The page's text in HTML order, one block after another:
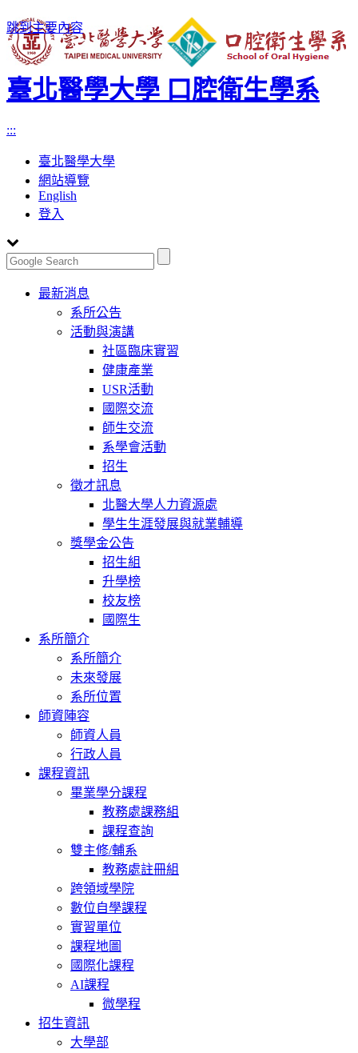
跳到主要內容
臺北醫學大學 口腔衛生學系
:::
臺北醫學大學
網站導覽
English
登入
Toggle
navigation
最新消息
系所公告
活動與演講
社區臨床實習
健康產業
USR活動
國際交流
師生交流
系學會活動
招生
徵才訊息
北醫大學人力資源處
學生生涯發展與就業輔導
獎學金公告
招生組
升學榜
校友榜
國際生
系所簡介
系所簡介
未來發展
系所位置
師資陣容
師資人員
行政人員
課程資訊
畢業學分課程
教務處課務組
課程查詢
雙主修/輔系
教務處註冊組
跨領域學院
數位自學課程
實習單位
課程地圖
國際化課程
AI課程
微學程
招生資訊
大學部